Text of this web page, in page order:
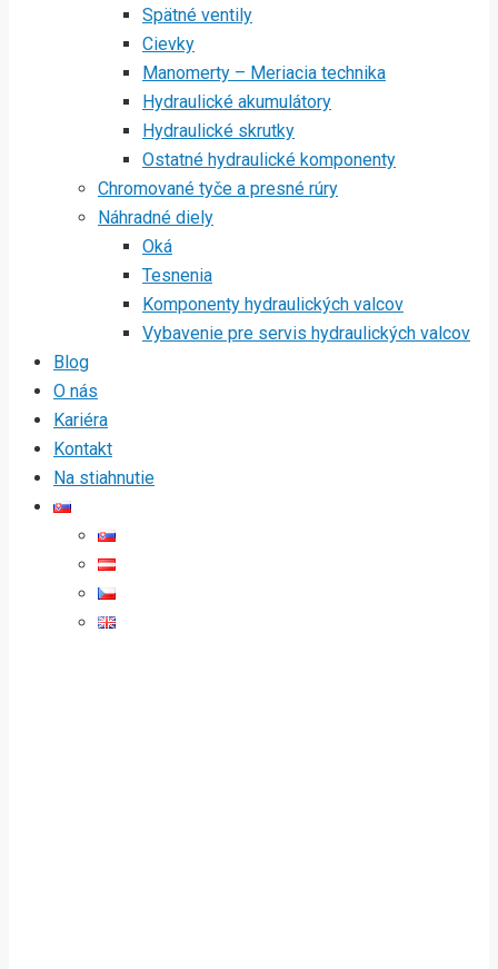
Spätné ventily
Cievky
Manomerty – Meriacia technika
Hydraulické akumulátory
Hydraulické skrutky
Ostatné hydraulické komponenty
Chromované tyče a presné rúry
Náhradné diely
Oká
Tesnenia
Komponenty hydraulických valcov
Vybavenie pre servis hydraulických valcov
Blog
O nás
Kariéra
Kontakt
Na stiahnutie